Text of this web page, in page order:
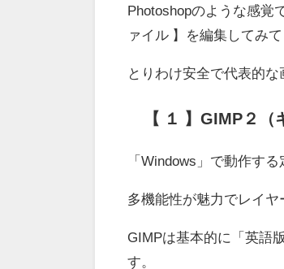
Photoshopのような感覚
ァイル 】を編集してみて
とりわけ安全で代表的な
【 １ 】GIMP２（
「Windows」で動作す
多機能性が魅力でレイヤ
GIMPは基本的に「英語
す。